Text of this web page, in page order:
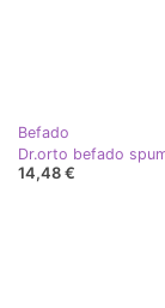
Befado
Dr.orto befado
14,48 €